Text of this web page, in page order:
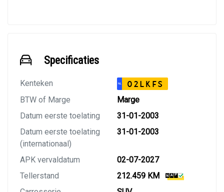
Specificaties
Kenteken NL 02LKFS
BTW of Marge
Marge
Datum eerste toelating
31-01-2003
Datum eerste toelating
(internationaal)
31-01-2003
APK vervaldatum
02-07-2027
Tellerstand
212.459 KM